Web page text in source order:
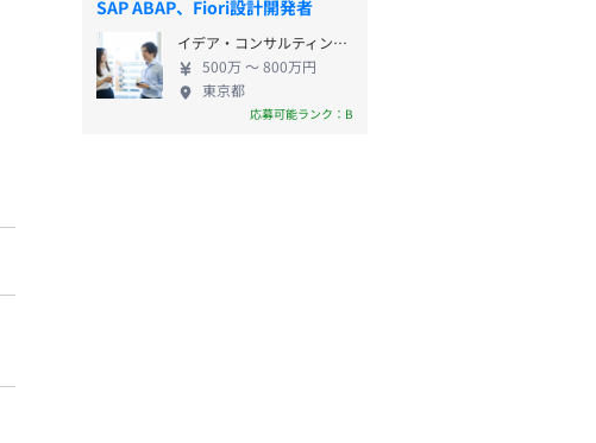
SAP ABAP、Fiori設計開発者
イデア・コンサルティング株式会社
500万 〜 800万円
東京都
応募可能ランク：B